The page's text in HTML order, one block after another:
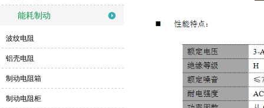
能耗制动
波纹电阻
铝壳电阻
制动电阻箱
制动电阻柜